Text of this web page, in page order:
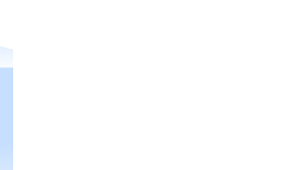
de vos marques
cadeaux